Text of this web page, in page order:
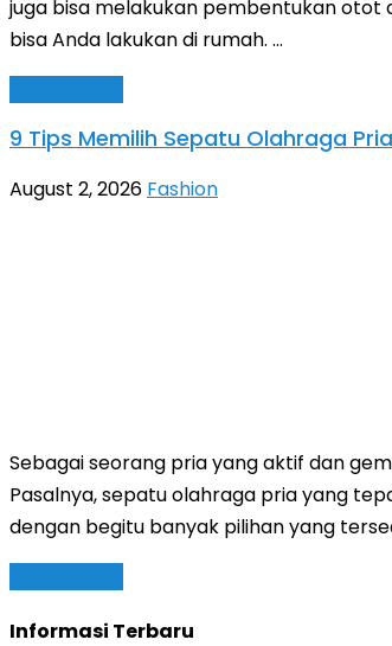
juga bisa melakukan pembentukan otot
bisa Anda lakukan di rumah. …
9 Tips Memilih Sepatu Olahraga
August 2, 2026 Fashion
Sebagai seorang pria yang aktif dan
Pasalnya, sepatu olahraga pria yang
dengan begitu banyak pilihan yang
Informasi Terbaru